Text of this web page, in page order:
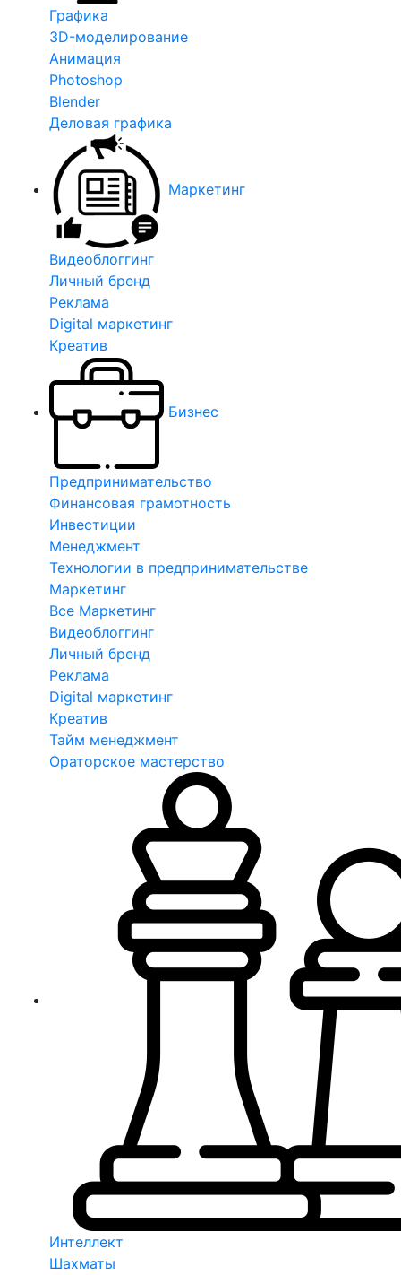
Графика
3D-моделирование
Анимация
Photoshop
Blender
Деловая графика
Маркетинг
Видеоблоггинг
Личный бренд
Реклама
Digital маркетинг
Креатив
Бизнес
Предпринимательство
Финансовая грамотность
Инвестиции
Менеджмент
Технологии в предпринимательстве
Маркетинг
Все Маркетинг
Видеоблоггинг
Личный бренд
Реклама
Digital маркетинг
Креатив
Тайм менеджмент
Ораторское мастерство
Интеллект
Шахматы